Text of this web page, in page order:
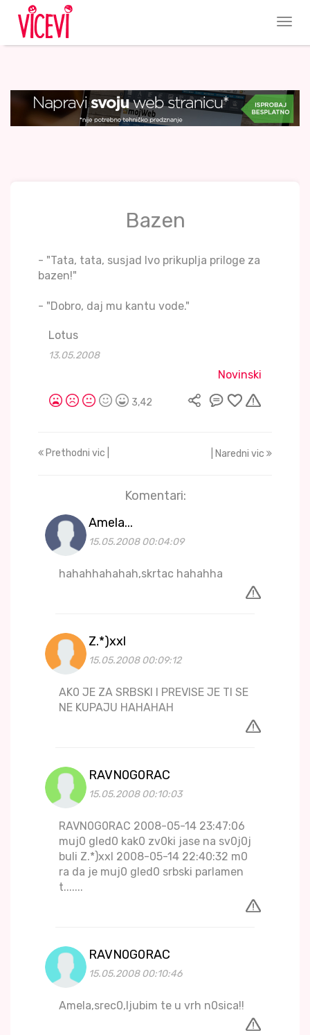
Bazen
- "Tata, tata, susjad Ivo prikuplja priloge za
bazen!"
- "Dobro, daj mu kantu vode."
Lotus
13.05.2008
Novinski
3,42
Prethodni vic | | Naredni vic
Komentari:
Amela...
15.05.2008 00:04:09
hahahhahahah,skrtac hahahha
Z.*)xxl
15.05.2008 00:09:12
AK0 JE ZA SRBSKI I PREVISE JE TI SE
NE KUPAJU HAHAHAH
RAVN0G0RAC
15.05.2008 00:10:03
RAVN0G0RAC 2008-05-14 23:47:06
muj0 gled0 kak0 zv0ki jase na sv0j0j
buli Z.*)xxl 2008-05-14 22:40:32 m0
ra da je muj0 gled0 srbski parlamen
t.......
RAVN0G0RAC
15.05.2008 00:10:46
Amela,srec0,ljubim te u vrh n0sica!!